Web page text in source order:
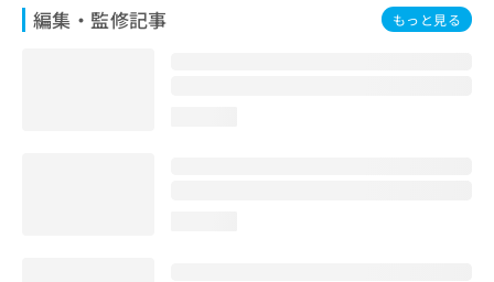
編集・監修記事 もっと見る